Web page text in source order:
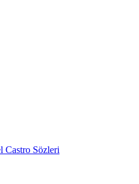
Castro Sözleri